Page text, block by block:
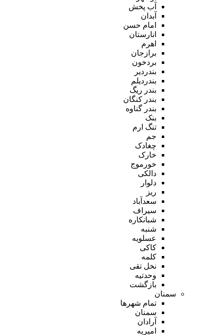
آب پخش
آبدان
امام حسن
انارستان
اهرم
برازجان
بردخون
بندردیر
بندردیلم
بندر ریگ
بندر کنگان
بندر گناوه
بنک
تنگ ارم
جم
چغادک
خارک
خورموج
دالکی
دلوار
ریز
سعدآباد
سیراف
شبانکاره
شنبه
عسلویه
کاکی
کلمه
نخل تقی
وحدتیه
بازگشت
سمنان
تمام شهر‌ها
سمنان
آرادان
امیریه